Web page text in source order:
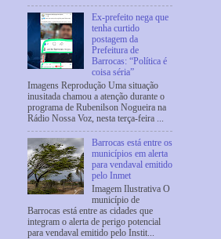
Ex-prefeito nega que
tenha curtido
postagem da
Prefeitura de
Barrocas: “Política é
coisa séria”
Imagens Reprodução Uma situação
inusitada chamou a atenção durante o
programa de Rubenilson Nogueira na
Rádio Nossa Voz, nesta terça-feira ...
Barrocas está entre os
municípios em alerta
para vendaval emitido
pelo Inmet
Imagem Ilustrativa O
município de
Barrocas está entre as cidades que
integram o alerta de perigo potencial
para vendaval emitido pelo Instit...